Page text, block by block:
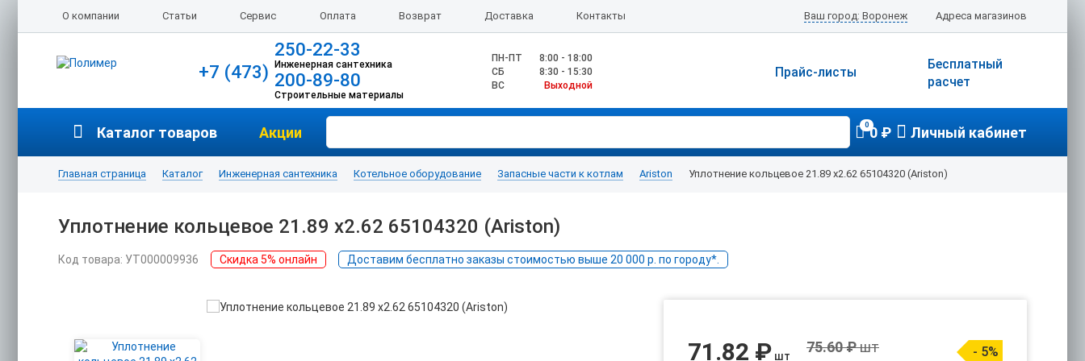
О компании Статьи Сервис Оплата Возврат Доставка Контакты Адреса магазинов
Ваш город: Воронеж
+7 (473)
250-22-33
Инженерная сантехника
200-89-80
Строительные материалы
ПН-ПТ
8:00 - 18:00
CБ
8:30 - 15:30
ВС
Выходной
Бесплатный
расчет
Прайс-листы
Каталог товаров Акции 00 ₽ Личный кабинет
Главная страница Каталог Инженерная сантехника Котельное оборудование Запасные части к котлам Ariston Уплотнение кольцевое 21.89 х2.62 65104320 (Ariston)
Уплотнение кольцевое 21.89 х2.62 65104320 (Ariston)
Код товара: УТ000009936 Скидка 5% онлайн Доставим бесплатно заказы стоимостью выше 20 000 р. по городу*.
71.82 ₽ шт
75.60 ₽шт - 5%